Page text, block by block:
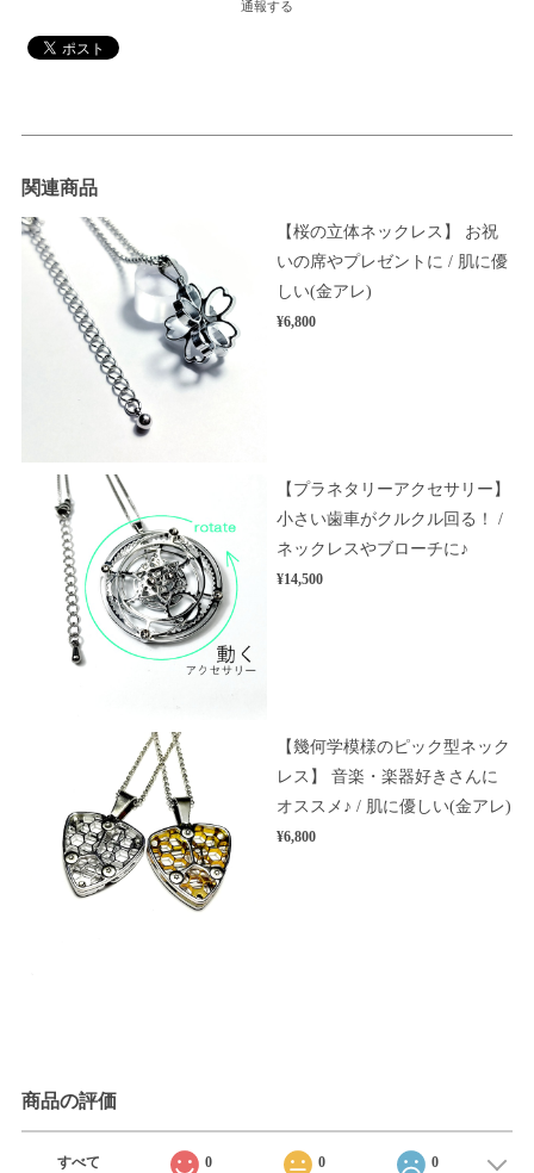
通報する
関連商品
【桜の立体ネックレス】 お祝
いの席やプレゼントに / 肌に優
しい(金アレ)
¥6,800
【プラネタリーアクセサリー】
小さい歯車がクルクル回る！ /
ネックレスやブローチに♪
¥14,500
【幾何学模様のピック型ネック
レス】 音楽・楽器好きさんに
オススメ♪ / 肌に優しい(金アレ)
¥6,800
商品の評価
すべて 0 0 0